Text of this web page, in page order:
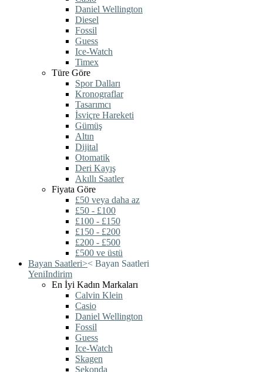
Daniel Wellington
Diesel
Fossil
Guess
Ice-Watch
Timex
Türe Göre
Spor Dalları
Kronograflar
Tasarımcı
İsviçre Hareketi
Gümüş
Altın
Dijital
Otomatik
Deri Kayış
Akıllı Saatler
Fiyata Göre
£50 veya daha az
£50 - £100
£100 - £150
£150 - £200
£200 - £500
£500 ve üstü
Bayan Saatleri>< Bayan Saatleri
YeniIndirim
En İyi Kadın Markaları
Calvin Klein
Casio
Daniel Wellington
Fossil
Guess
Ice-Watch
Skagen
Sekonda